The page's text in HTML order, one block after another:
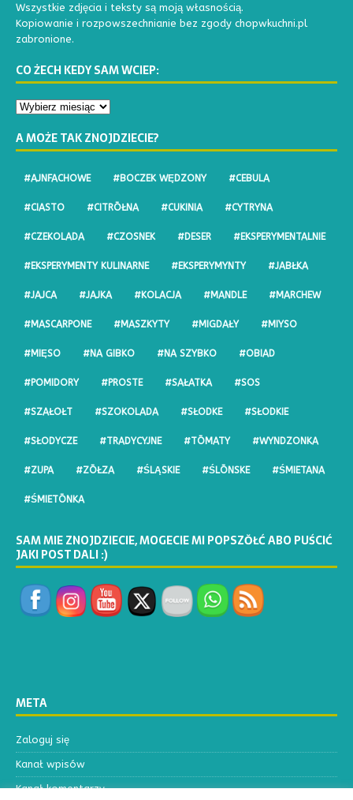
Wszystkie zdjęcia i teksty są moją własnością.
Kopiowanie i rozpowszechnianie bez zgody chopwkuchni.pl
zabronione.
CO ŻECH KEDY SAM WCIEP:
A MOŻE TAK ZNOJDZIECIE?
#AJNFACHOWE #BOCZEK WĘDZONY #CEBULA
#CIASTO #CITRŌŁNA #CUKINIA #CYTRYNA
#CZEKOLADA #CZOSNEK #DESER #EKSPERYMENTALNIE
#EKSPERYMENTY KULINARNE #EKSPERYMYNTY #JABŁKA
#JAJCA #JAJKA #KOLACJA #MANDLE #MARCHEW
#MASCARPONE #MASZKYTY #MIGDAŁY #MIYSO
#MIĘSO #NA GIBKO #NA SZYBKO #OBIAD
#POMIDORY #PROSTE #SAŁATKA #SOS
#SZAŁOŁT #SZOKOLADA #SŁODKE #SŁODKIE
#SŁODYCZE #TRADYCYJNE #TŌMATY #WYNDZONKA
#ZUPA #ZŌŁZA #ŚLĄSKIE #ŚLŌNSKE #ŚMIETANA
#ŚMIETŌNKA
SAM MIE ZNOJDZIECIE, MOGECIE MI POPSZŎŁĆ ABO PUŚCIĆ
JAKI POST DALI :)
META
Zaloguj się
Kanał wpisów
Kanał komentarzy